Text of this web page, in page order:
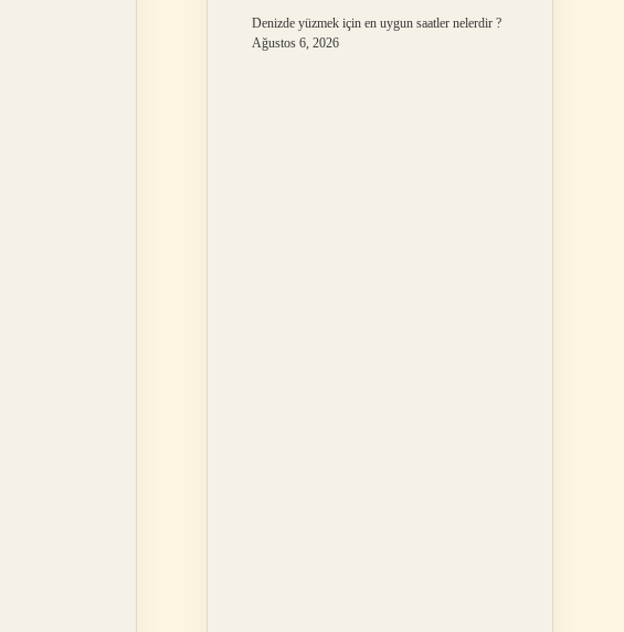
Denizde yüzmek için en uygun saatler nelerdir ?
Ağustos 6, 2026